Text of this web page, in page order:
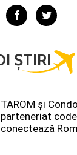
ȘTIRI
TAROM şi
parteneriat
conectează